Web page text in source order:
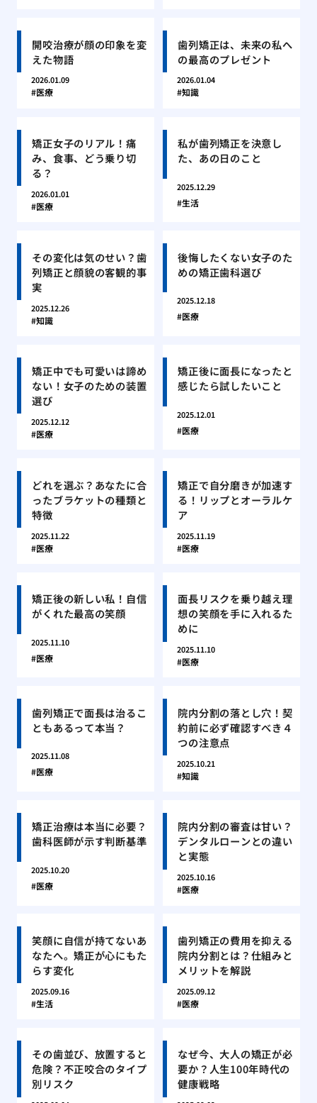
開咬治療が顔の印象を変
えた物語
2026.01.09
医療
歯列矯正は、未来の私へ
の最高のプレゼント
2026.01.04
知識
矯正女子のリアル！痛
み、食事、どう乗り切
る？
2026.01.01
医療
私が歯列矯正を決意し
た、あの日のこと
2025.12.29
生活
その変化は気のせい？歯
列矯正と顔貌の客観的事
実
2025.12.26
知識
後悔したくない女子のた
めの矯正歯科選び
2025.12.18
医療
矯正中でも可愛いは諦め
ない！女子のための装置
選び
2025.12.12
医療
矯正後に面長になったと
感じたら試したいこと
2025.12.01
医療
どれを選ぶ？あなたに合
ったブラケットの種類と
特徴
2025.11.22
医療
矯正で自分磨きが加速す
る！リップとオーラルケ
ア
2025.11.19
医療
矯正後の新しい私！自信
がくれた最高の笑顔
2025.11.10
医療
面長リスクを乗り越え理
想の笑顔を手に入れるた
めに
2025.11.10
医療
歯列矯正で面長は治るこ
ともあるって本当？
2025.11.08
医療
院内分割の落とし穴！契
約前に必ず確認すべき４
つの注意点
2025.10.21
知識
矯正治療は本当に必要？
歯科医師が示す判断基準
2025.10.20
医療
院内分割の審査は甘い？
デンタルローンとの違い
と実態
2025.10.16
医療
笑顔に自信が持てないあ
なたへ。矯正が心にもた
らす変化
2025.09.16
生活
歯列矯正の費用を抑える
院内分割とは？仕組みと
メリットを解説
2025.09.12
医療
その歯並び、放置すると
危険？不正咬合のタイプ
別リスク
なぜ今、大人の矯正が必
要か？人生100年時代の
健康戦略